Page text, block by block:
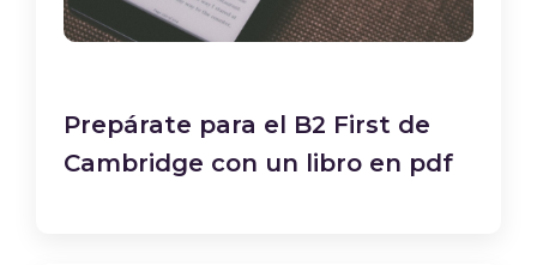
Prepárate para el B2 First de
Cambridge con un libro en pdf